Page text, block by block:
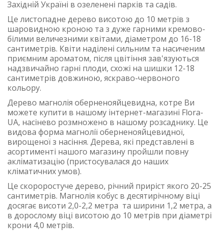
Західній Україні в озеленені парків та садів.
Це листопадне дерево висотою до 10 метрів з
шаровидною кроною та з дуже гарними кремово-
білими величезними квітами, діаметром до 16-18
сантиметрів. Квіти наділені сильним та насиченим
приємним ароматом, після цвітіння зав'язуються
надзвичайно гарні плоди, схожі на шишки 12-18
сантиметрів довжиною, яскраво-червоного
кольору.
Дерево магнолія оберненояйцевидна, котре Ви
можете купити в нашому інтернет-магазині Flora-
UA, насінево розмножено в нашому розсаднику. Це
видова форма магнолії оберненояйцевидної,
вирощеної з насіння. Дерева, які представлені в
асортименті нашого магазину пройшли повну
акліматизацію (пристосувалася до наших
кліматичних умов).
Це скороростуче дерево, річний приріст якого 20-25
сантиметрів. Магнолія кобус в десятирічному віці
досягає висоти 2,0-2,2 метра та ширини 1,2 метра, а
в дорослому віці висотою до 10 метрів при діаметрі
крони 4,0 метрів.